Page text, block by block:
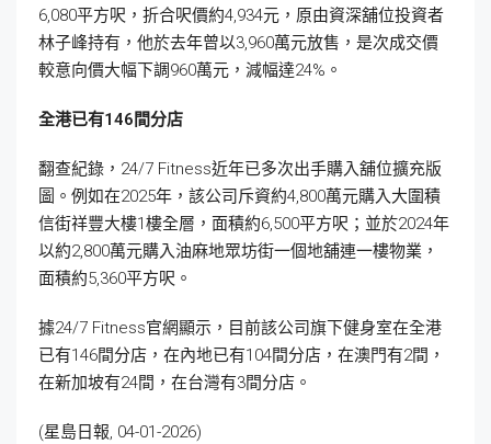
6,080平方呎，折合呎價約4,934元，原由資深舖位投資者
林子峰持有，他於去年曾以3,960萬元放售，是次成交價
較意向價大幅下調960萬元，減幅達24%。
全港已有146 間分店
翻查紀錄，24/7 Fitness近年已多次出手購入舖位擴充版
圖。例如在2025年，該公司斥資約4,800萬元購入大圍積
信街祥豐大樓1樓全層，面積約6,500平方呎；並於2024年
以約2,800萬元購入油麻地眾坊街一個地舖連一樓物業，
面積約5,360平方呎。
據24/7 Fitness官網顯示，目前該公司旗下健身室在全港
已有146間分店，在內地已有104間分店，在澳門有2間，
在新加坡有24間，在台灣有3間分店。
(星島日報, 04-01-2026)